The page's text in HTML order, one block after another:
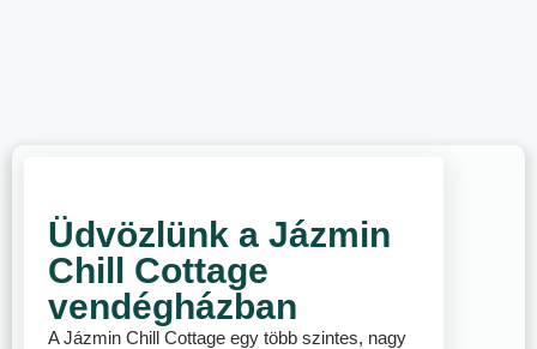
Üdvözlünk a Jázmin
Chill Cottage
vendégházban
A Jázmin Chill Cottage egy több szintes, nagy